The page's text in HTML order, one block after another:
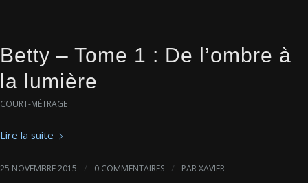
Betty – Tome 1 : De l’ombre à
la lumière
COURT-MÉTRAGE
Lire la suite
25 NOVEMBRE 2015 / 0 COMMENTAIRES / PARXAVIER